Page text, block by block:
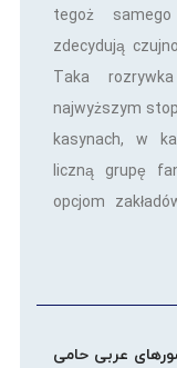
tegoż
zdecydują
Taka
najwyższym
kasynach, w
liczną grupę
opcjom
عربی حامی